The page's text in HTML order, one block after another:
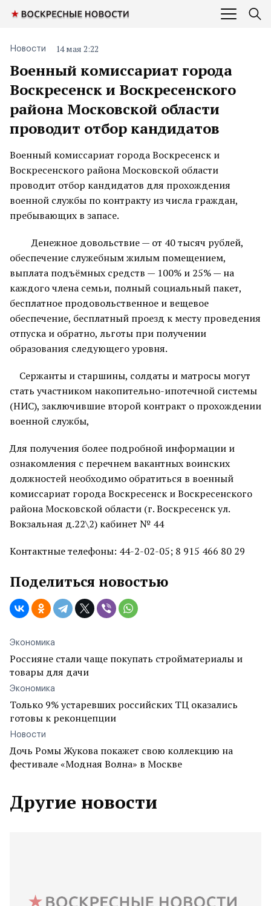
Военный комиссариат города
Воскресенск и Воскресенского
района Московской области
проводит отбор кандидатов
Новости 14 мая 2:22
Военный комиссариат города Воскресенск и
Воскресенского района Московской области
проводит отбор кандидатов для прохождения
военной службы по контракту из числа граждан,
пребывающих в запасе.
Денежное довольствие — от 40 тысяч рублей,
обеспечение служебным жилым помещением,
выплата подъёмных средств — 100% и 25% — на
каждого члена семьи, полный социальный пакет,
бесплатное продовольственное и вещевое
обеспечение, бесплатный проезд к месту проведения
отпуска и обратно, льготы при получении
образования следующего уровня.
Сержанты и старшины, солдаты и матросы могут
стать участником накопительно-ипотечной системы
(НИС), заключившие второй контракт о прохождении
военной службы,
Для получения более подробной информации и
ознакомления с перечнем вакантных воинских
должностей необходимо обратиться в военный
комиссариат города Воскресенск и Воскресенского
района Московской области (г. Воскресенск ул.
Вокзальная д.22\2) кабинет № 44
Контактные телефоны: 44-2-02-05; 8 915 466 80 29
Поделиться новостью
Экономика
Россияне стали чаще покупать стройматериалы и
товары для дачи
Экономика
Только 9% устаревших российских ТЦ оказались
готовы к реконцепции
Новости
Дочь Ромы Жукова покажет свою коллекцию на
фестивале «Модная Волна» в Москве
Другие новости